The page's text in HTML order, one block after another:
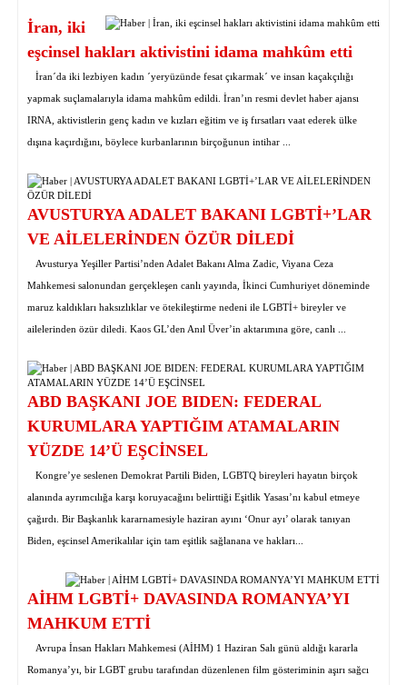
İran, iki
eşcinsel hakları aktivistini idama mahkûm etti
İran´da iki lezbiyen kadın ´yeryüzünde fesat çıkarmak´ ve insan kaçakçılığı
yapmak suçlamalarıyla idama mahkûm edildi. İran’ın resmi devlet haber ajansı
IRNA, aktivistlerin genç kadın ve kızları eğitim ve iş fırsatları vaat ederek ülke
dışına kaçırdığını, böylece kurbanlarının birçoğunun intihar ...
AVUSTURYA ADALET BAKANI LGBTİ+’LAR
VE AİLELERİNDEN ÖZÜR DİLEDİ
Avusturya Yeşiller Partisi’nden Adalet Bakanı Alma Zadic, Viyana Ceza
Mahkemesi salonundan gerçekleşen canlı yayında, İkinci Cumhuriyet döneminde
maruz kaldıkları haksızlıklar ve ötekileştirme nedeni ile LGBTİ+ bireyler ve
ailelerinden özür diledi. Kaos GL’den Anıl Üver’in aktarımına göre, canlı ...
ABD BAŞKANI JOE BIDEN: FEDERAL
KURUMLARA YAPTIĞIM ATAMALARIN
YÜZDE 14’Ü EŞCİNSEL
Kongre’ye seslenen Demokrat Partili Biden, LGBTQ bireyleri hayatın birçok
alanında ayrımcılığa karşı koruyacağını belirttiği Eşitlik Yasası’nı kabul etmeye
çağırdı. Bir Başkanlık kararnamesiyle haziran ayını ‘Onur ayı’ olarak tanıyan
Biden, eşcinsel Amerikalılar için tam eşitlik sağlanana ve hakları...
AİHM LGBTİ+ DAVASINDA ROMANYA’YI
MAHKUM ETTİ
Avrupa İnsan Hakları Mahkemesi (AİHM) 1 Haziran Salı günü aldığı kararla
Romanya’yı, bir LGBT grubu tarafından düzenlenen film gösteriminin aşırı sağcı